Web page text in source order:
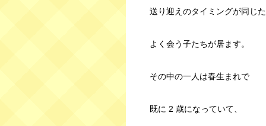
送り迎えのタイミングが同じ
よく会う子たちが居ます。
その中の一人は春生まれで
既に 2 歳になっていて、